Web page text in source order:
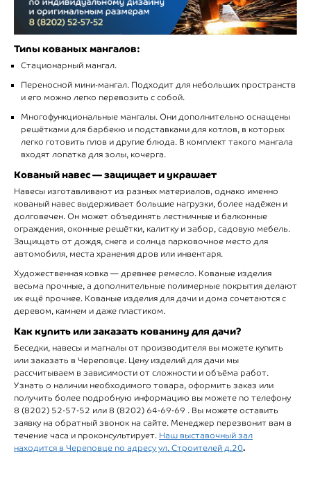
Типы кованых мангалов:
Стационарный мангал.
Переносной мини-мангал. Подходит для небольших пространств
и его можно легко перевозить с собой.
Многофункциональные мангалы. Они дополнительно оснащены
решётками для барбекю и подставками для котлов, в которых
легко готовить плов и другие блюда. В комплект такого мангала
входят лопатка для золы, кочерга.
Кованый навес — защищает и украшает
Навесы изготавливают из разных материалов, однако именно
кованый навес выдерживает большие нагрузки, более надёжен и
долговечен. Он может объединять лестничные и балконные
ограждения, оконные решётки, калитку и забор, садовую мебель.
Защищать от дождя, снега и солнца парковочное место для
автомобиля, места хранения дров или инвентаря.
Художественная ковка — древнее ремесло. Кованые изделия
весьма прочные, а дополнительные полимерные покрытия делают
их ещё прочнее. Кованые изделия для дачи и дома сочетаются с
деревом, камнем и даже пластиком.
Как купить или заказать кованину для дачи?
Беседки, навесы и магналы от производителя вы можете купить
или заказать в Череповце. Цену изделий для дачи мы
рассчитываем в зависимости от сложности и объёма работ.
Узнать о наличии необходимого товара, оформить заказ или
получить более подробную информацию вы можете по телефону
8 (8202) 52-57-52 или 8 (8202) 64-69-69 . Вы можете оставить
заявку на обратный звонок на сайте. Менеджер перезвонит вам в
течение часа и проконсультирует. Наш выставочный зал
находится в Череповце по адресу ул. Строителей д.20.